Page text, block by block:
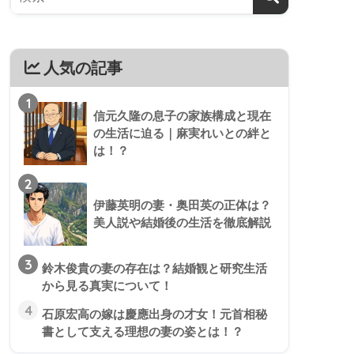
人気の記事
1
信元久隆の息子の家族構成と現在
の生活に迫る｜麻実れいとの絆と
は！？
2
伊藤英明の妻・奥田英の正体は？
美人説や結婚後の生活を徹底解説
3
鈴木俊貴の妻の存在は？結婚観と研究生活
から見る真実について！
4
石原宏高の嫁は慶應出身の才女！元首相秘
書として支える理想の妻の姿とは！？